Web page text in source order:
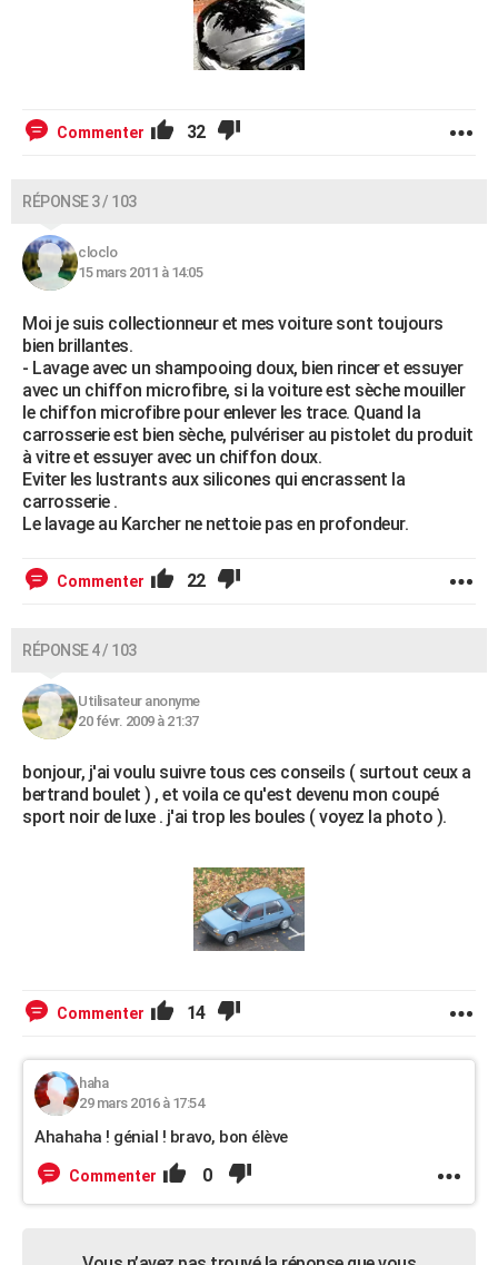
Commenter 32
RÉPONSE 3 / 103
cloclo
15 mars 2011 à 14:05
Moi je suis collectionneur et mes voiture sont toujours
bien brillantes.
- Lavage avec un shampooing doux, bien rincer et essuyer
avec un chiffon microfibre, si la voiture est sèche mouiller
le chiffon microfibre pour enlever les trace. Quand la
carrosserie est bien sèche, pulvériser au pistolet du produit
à vitre et essuyer avec un chiffon doux.
Eviter les lustrants aux silicones qui encrassent la
carrosserie .
Le lavage au Karcher ne nettoie pas en profondeur.
Commenter 22
RÉPONSE 4 / 103
Utilisateur anonyme
20 févr. 2009 à 21:37
bonjour, j'ai voulu suivre tous ces conseils ( surtout ceux a
bertrand boulet ) , et voila ce qu'est devenu mon coupé
sport noir de luxe . j'ai trop les boules ( voyez la photo ).
Commenter 14
haha
29 mars 2016 à 17:54
Ahahaha ! génial ! bravo, bon élève
Commenter 0